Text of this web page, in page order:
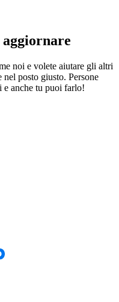
noi e volete aiutare gli altri
posto giusto. Persone
anche tu puoi farlo!